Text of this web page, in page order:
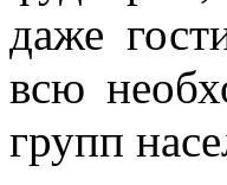
даже
всю
групп